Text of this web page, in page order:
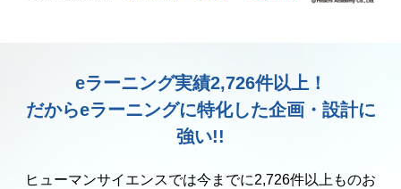
eラーニング実績2,726件以上！
だからeラーニングに特化した企画・設計に
強い!!
ヒューマンサイエンスでは今までに2,726件以上ものお